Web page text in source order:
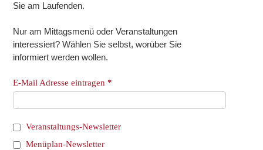
Sie am Laufenden.
Nur am Mittagsmenü oder Veranstaltungen
interessiert? Wählen Sie selbst, worüber Sie
informiert werden wollen.
E-Mail Adresse eintragen*
Veranstaltungs-Newsletter
Menüplan-Newsletter